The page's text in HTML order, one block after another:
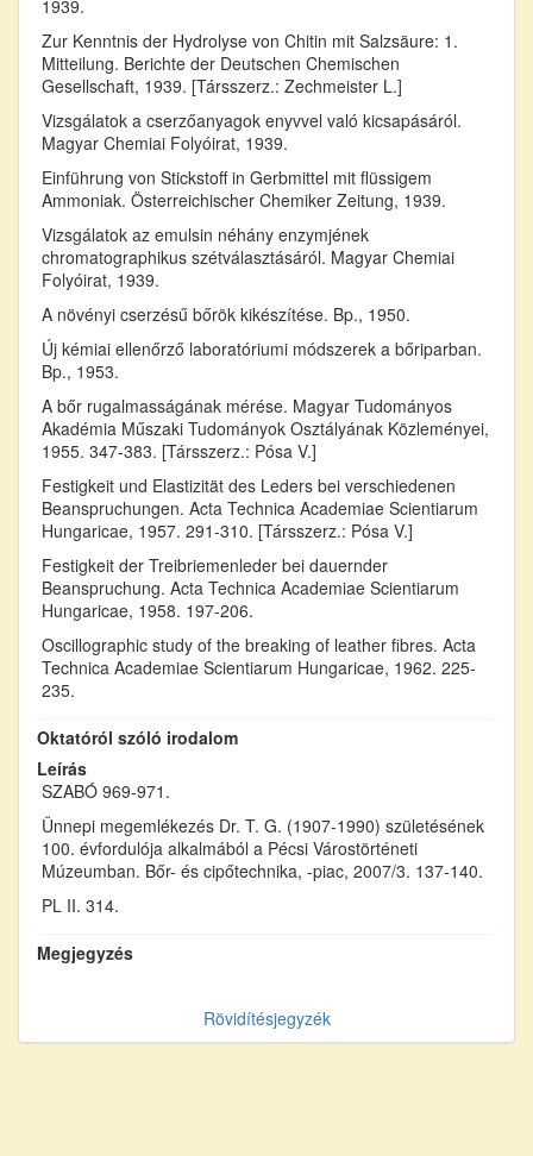
1939.
Zur Kenntnis der Hydrolyse von Chitin mit Salzsäure: 1.
Mitteilung. Berichte der Deutschen Chemischen
Gesellschaft, 1939. [Társszerz.: Zechmeister L.]
Vizsgálatok a cserzőanyagok enyvvel való kicsapásáról.
Magyar Chemiai Folyóirat, 1939.
Einführung von Stickstoff in Gerbmittel mit flüssigem
Ammoniak. Österreichischer Chemiker Zeitung, 1939.
Vizsgálatok az emulsin néhány enzymjének
chromatographikus szétválasztásáról. Magyar Chemiai
Folyóirat, 1939.
A növényi cserzésű bőrök kikészítése. Bp., 1950.
Új kémiai ellenőrző laboratóriumi módszerek a bőriparban.
Bp., 1953.
A bőr rugalmasságának mérése. Magyar Tudományos
Akadémia Műszaki Tudományok Osztályának Közleményei,
1955. 347-383. [Társszerz.: Pósa V.]
Festigkeit und Elastizität des Leders bei verschiedenen
Beanspruchungen. Acta Technica Academiae Scientiarum
Hungaricae, 1957. 291-310. [Társszerz.: Pósa V.]
Festigkeit der Treibriemenleder bei dauernder
Beanspruchung. Acta Technica Academiae Scientiarum
Hungaricae, 1958. 197-206.
Oscillographic study of the breaking of leather fibres. Acta
Technica Academiae Scientiarum Hungaricae, 1962. 225-
235.
Oktatóról szóló irodalom
Leírás
SZABÓ 969-971.
Ünnepi megemlékezés Dr. T. G. (1907-1990) születésének
100. évfordulója alkalmából a Pécsi Várostörténeti
Múzeumban. Bőr- és cipőtechnika, -piac, 2007/3. 137-140.
PL II. 314.
Megjegyzés
Rövidítésjegyzék